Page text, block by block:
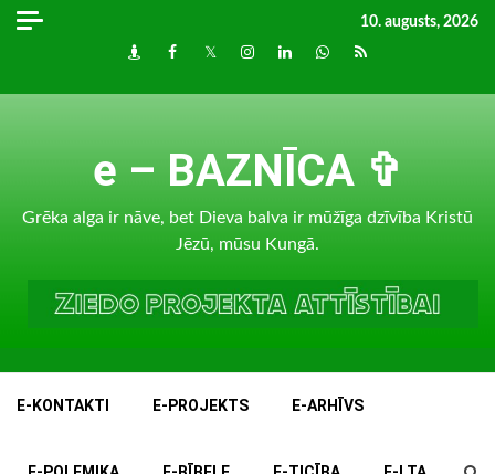
Skip
10. augusts, 2026
DraugiemFacebook
TwitterInstagram
LinkedInwhatsapp
RSS
e – BAZNĪCA ✞
Grēka alga ir nāve, bet Dieva balva ir mūžīga dzīvība Kristū
Jēzū, mūsu Kungā.
E-KONTAKTI E-PROJEKTS E-ARHĪVS